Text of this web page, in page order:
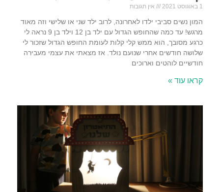
1 באוגוסט 2021 אין תגובות
המון נשים סביבי ילדו לאחרונה, לרוב ילד שני או שלישי וזה מאוד
מרגש! עד כמה שהחופש הגדול עם ילד בן 12 וילד בן 9 נראה לי
כרגע מסובך, הוא ממש קלי קלות לעומת החופש הגדול שזכור לי
שלושה חודשים אחרי שנועם נולד. אז מצאתי את עצמי מעבירה
חודשיים לוהטים וארוכים
קראו עוד »